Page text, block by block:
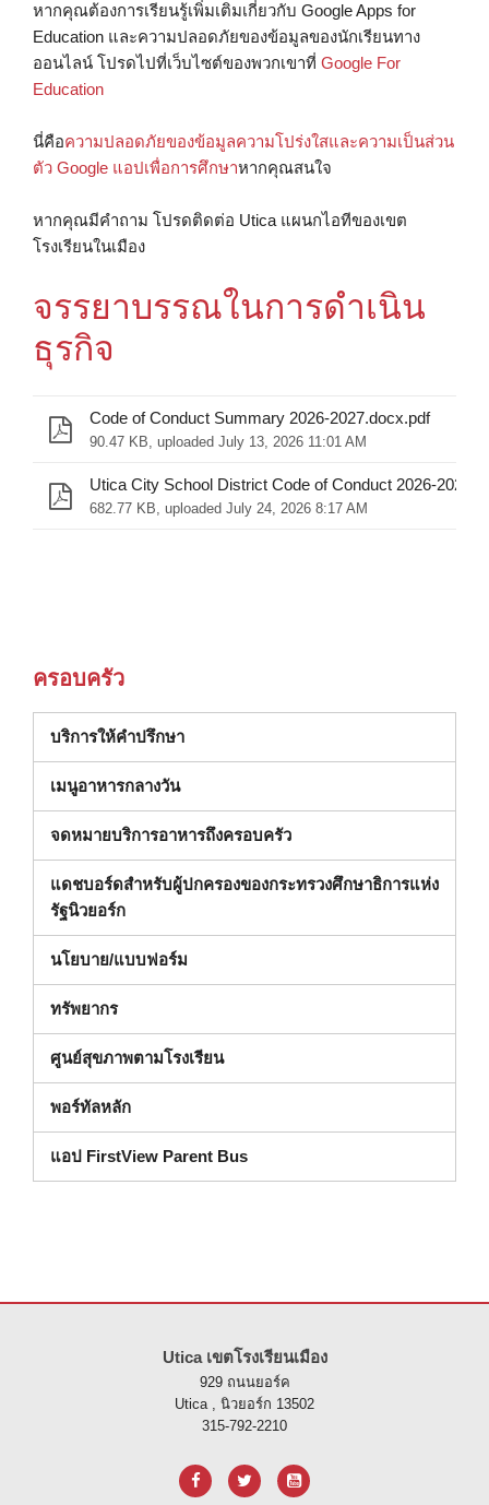
หากคุณต้องการเรียนรู้เพิ่มเติมเกี่ยวกับ Google Apps for
Education และความปลอดภัยของข้อมูลของนักเรียนทาง
ออนไลน์ โปรดไปที่เว็บไซต์ของพวกเขาที่ Google For
Education
นี่คือความปลอดภัยของข้อมูลความโปร่งใสและความเป็นส่วน
ตัว Google แอปเพื่อการศึกษาหากคุณสนใจ
หากคุณมีคำถาม โปรดติดต่อ Utica แผนกไอทีของเขต
โรงเรียนในเมือง
จรรยาบรรณในการดําเนิน
ธุรกิจ
Code of Conduct Summary 2026-2027.docx.pdf
90.47 KB, uploaded July 13, 2026 11:01 AM
Utica City School District Code of Conduct 2026-
682.77 KB, uploaded July 24, 2026 8:17 AM
ครอบครัว
บริการให้คำปรึกษา(เปิดในหน้าต่างใหม่)
เมนูอาหารกลางวัน
จดหมายบริการอาหารถึงครอบครัว
แดชบอร์ดสําหรับผู้ปกครองของกระทรวงศึกษาธิการแห่ง
รัฐนิวยอร์ก(เปิดในหน้าต่างใหม่)
นโยบาย/แบบฟอร์ม
ทรัพยากร
ศูนย์สุขภาพตามโรงเรียน
พอร์ทัลหลัก
แอป FirstView Parent Bus
Utica เขตโรงเรียนเมือง
929 ถนนยอร์ค
Utica , นิวยอร์ก 13502
315-792-2210